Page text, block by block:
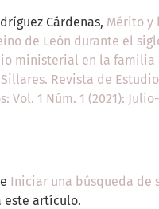
Cárdenas, Mérito y
de León durante el
ministerial en la familia
Sillares. Revista de
Vol. 1 Núm. 1 (2021):
Iniciar una búsqueda de
este artículo.